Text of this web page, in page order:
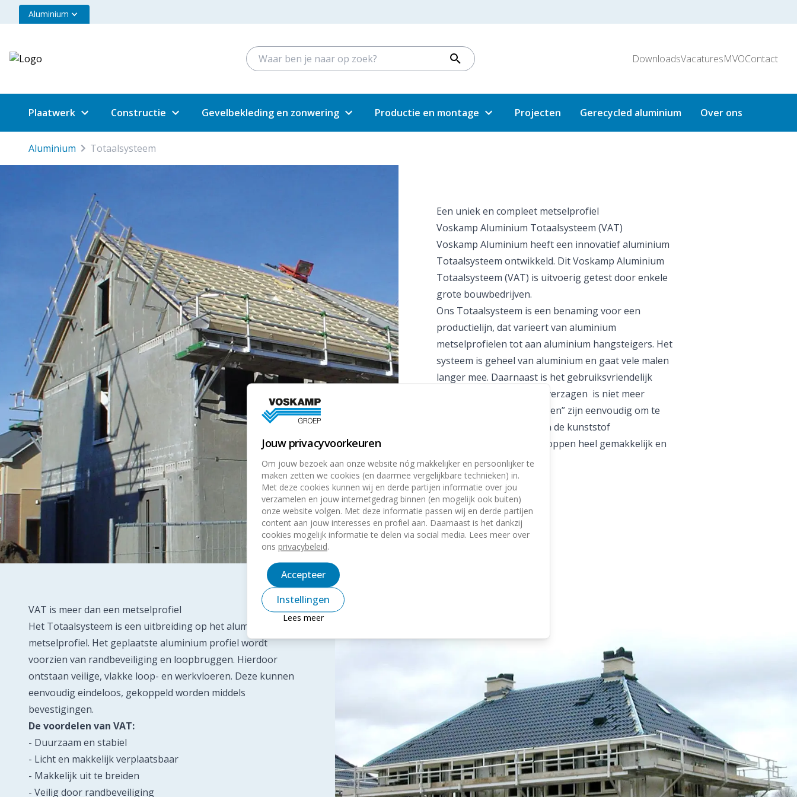
Aluminium
DownloadsVacaturesMVOContact
Plaatwerk Constructie Gevelbekleding en zonwering Productie en montage Projecten Gerecycled aluminium Over ons
aluminium totaalsysteem
Een uniek en compleet metselprofiel
Voskamp Aluminium Totaalsysteem (VAT)
Voskamp Aluminium heeft een innovatief aluminium
Totaalsysteem ontwikkeld. Dit Voskamp Aluminium
Totaalsysteem (VAT) is uitvoerig getest door enkele
grote bouwbedrijven.
Ons Totaalsysteem is een benaming voor een
productielijn, dat varieert van aluminium
metselprofielen tot aan aluminium hangsteigers. Het
systeem is geheel van aluminium en gaat vele malen
langer mee. Daarnaast is het gebruiksvriendelijk
vanwege het gewicht en verzagen is niet meer
mogelijk. De “spijkerklossen” zijn eenvoudig om te
wisselen. Door middel van de kunststof
koppelplaatjes is het optoppen heel gemakkelijk en
snel.
VAT is meer dan een metselprofiel
Het Totaalsysteem is een uitbreiding op het aluminium
metselprofiel. Het geplaatste aluminium profiel wordt
voorzien van randbeveiliging en loopbruggen. Hierdoor
ontstaan veilige, vlakke loop- en werkvloeren. Deze kunnen
eenvoudig eindeloos, gekoppeld worden middels
bevestigingen.
De voordelen van VAT:
- Duurzaam en stabiel
- Licht en makkelijk verplaatsbaar
- Makkelijk uit te breiden
- Veilig door randbeveiliging
Jouw privacyvoorkeuren
Om jouw bezoek aan onze website nóg makkelijker en persoonlijker te
maken zetten we cookies (en daarmee vergelijkbare technieken) in.
Met deze cookies kunnen wij en derde partijen informatie over jou
verzamelen en jouw internetgedrag binnen (en mogelijk ook buiten)
onze website volgen. Met deze informatie passen wij en derde partijen
content aan jouw interesses en profiel aan. Daarnaast is het dankzij
cookies mogelijk informatie te delen via social media. Lees meer over
ons privacybeleid.
Accepteer
Instellingen
Lees meer